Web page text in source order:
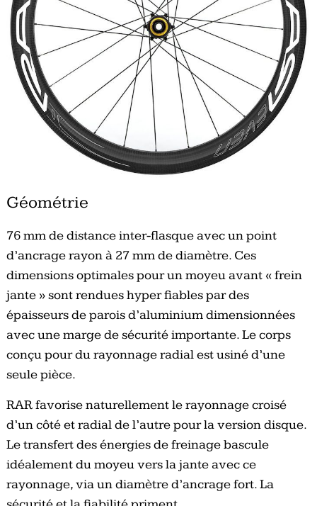
Géométrie
76 mm de distance inter-flasque avec un point
d’ancrage rayon à 27 mm de diamètre. Ces
dimensions optimales pour un moyeu avant « frein
jante » sont rendues hyper fiables par des
épaisseurs de parois d’aluminium dimensionnées
avec une marge de sécurité importante. Le corps
conçu pour du rayonnage radial est usiné d’une
seule pièce.
RAR favorise naturellement le rayonnage croisé
d’un côté et radial de l’autre pour la version disque.
Le transfert des énergies de freinage bascule
idéalement du moyeu vers la jante avec ce
rayonnage, via un diamètre d’ancrage fort. La